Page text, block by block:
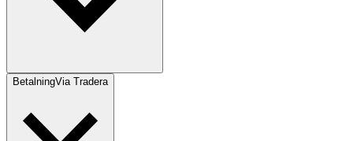
BetalningVia Tradera